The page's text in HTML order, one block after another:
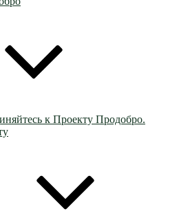
к Проекту Продобро.